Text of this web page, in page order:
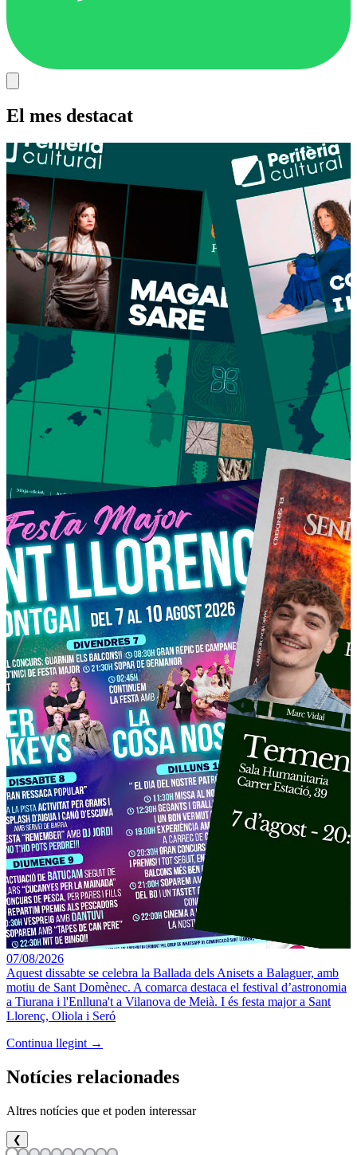
El mes destacat
07/08/2026
Aquest dissabte se celebra la Ballada dels Anisets a Balaguer, amb
motiu de Sant Domènec. A comarca destaca el festival d’astronomia
a Tiurana i l'Enlluna't a Vilanova de Meià. I és festa major a Sant
Llorenç, Oliola i Seró
Continua llegint →
Notícies relacionades
Altres notícies que et poden interessar
❮